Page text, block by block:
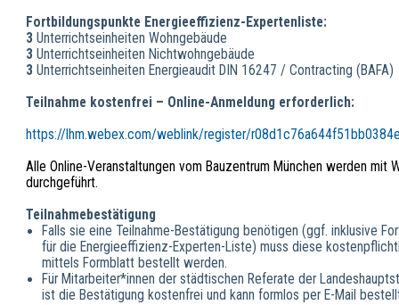
Fortbildungspunkte Energieeffizienz-Expertenliste:
3 Unterrichtseinheiten Wohngebäude
3 Unterrichtseinheiten Nichtwohngebäude
3 Unterrichtseinheiten Energieaudit DIN 16247 / Contracting (BAFA)
Teilnahme kostenfrei – Online-Anmeldung erforderlich:
https://lhm.webex.com/weblink/register/
Alle Online-Veranstaltungen vom Bauzentrum München werden mit
durchgeführt.
Teilnahmebestätigung
Falls sie eine Teilnahme-Bestätigung benötigen (ggf. inklusive
für die Energieeffizienz-Experten-Liste) muss diese
mittels Formblatt bestellt werden.
Für Mitarbeiter*innen der städtischen Referate der
ist die Bestätigung kostenfrei und kann formlos per E-Mail